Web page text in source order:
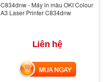
C834dnw - Máy in màu OKI Colour
A3 Laser Printer C834dnw
Liên hệ
MUA NGAY